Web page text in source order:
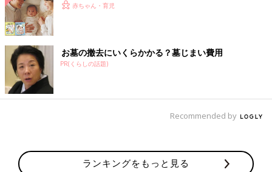
妊婦健診で心臓に穴が見つかったけれど、1カ月健
診のときには異状なし
アンジェルマン症候群は、妊婦健診ではわからない病気です。
「妊娠中、気になったのは妊娠31週のときに、子宮内胎児発育遅
延と言われたことです。私は体質的な問題なのか、妊娠するとい
がひどい重症妊娠悪阻（にんしんおそ）になり、長
たことが関係があるのかな!?と思うのですが、長男のときは子宮
内胎児発育遅延とは言われませんでした。
赤ちゃん・育児
お墓の撤去にいくらかかる？墓じまい費用
PR(くらしの話題)
Recommended by
ランキングをもっと見る